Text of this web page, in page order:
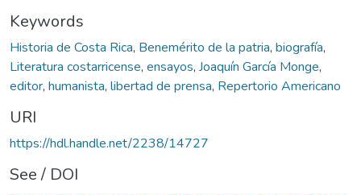
Keywords
Historia de Costa Rica, Benemérito de la patria, biografía,
Literatura costarricense, ensayos, Joaquín García Monge,
editor, humanista, libertad de prensa, Repertorio Americano
URI
https://hdl.handle.net/2238/14727
See / DOI